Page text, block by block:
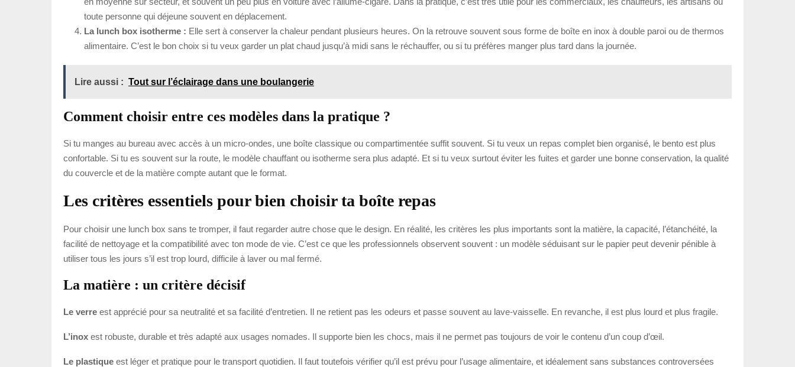
toute personne qui déjeune souvent en déplacement.
La lunch box isotherme : Elle sert à conserver la chaleur pendant plusieurs heures. On la retrouve souvent sous forme de boîte en inox à double paroi ou de thermos
alimentaire. C’est le bon choix si tu veux garder un plat chaud jusqu’à midi sans le réchauffer, ou si tu préfères manger plus tard dans la journée.
Lire aussi : Tout sur l’éclairage dans une boulangerie
Comment choisir entre ces modèles dans la pratique ?
Si tu manges au bureau avec accès à un micro-ondes, une boîte classique ou compartimentée suffit souvent. Si tu veux un repas complet bien organisé, le bento est plus
confortable. Si tu es souvent sur la route, le modèle chauffant ou isotherme sera plus adapté. Et si tu veux surtout éviter les fuites et garder une bonne conservation, la qualité
du couvercle et de la matière compte autant que le format.
Les critères essentiels pour bien choisir ta boîte repas
Pour choisir une lunch box sans te tromper, il faut regarder autre chose que le design. En réalité, les critères les plus importants sont la matière, la capacité, l’étanchéité, la
facilité de nettoyage et la compatibilité avec ton mode de vie. C’est ce que les professionnels observent souvent : un modèle séduisant sur le papier peut devenir pénible à
utiliser tous les jours s’il est trop lourd, difficile à laver ou mal fermé.
La matière : un critère décisif
Le verre est apprécié pour sa neutralité et sa facilité d’entretien. Il ne retient pas les odeurs et passe souvent au lave-vaisselle. En revanche, il est plus lourd et plus fragile.
L’inox est robuste, durable et très adapté aux usages nomades. Il supporte bien les chocs, mais il ne permet pas toujours de voir le contenu d’un coup d’œil.
Le plastique est léger et pratique pour le transport quotidien. Il faut toutefois vérifier qu’il est prévu pour l’usage alimentaire, et idéalement sans substances controversées